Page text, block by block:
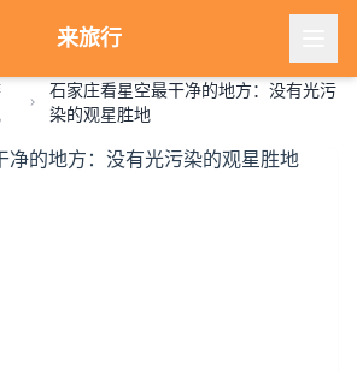
来旅行
石家庄看星空最干净的地方：没有光污
染的观星胜地